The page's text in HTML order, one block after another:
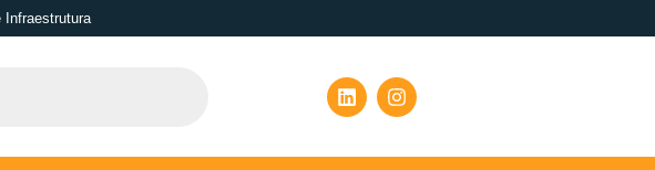
Infraestrutura